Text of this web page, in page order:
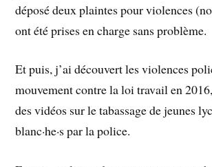
déposé deux plaintes pour violences
ont été prises en charge sans problème.
Et puis, j’ai découvert les violences
mouvement contre la loi travail en
des vidéos sur le tabassage de jeunes
blanc·he·s par la police.